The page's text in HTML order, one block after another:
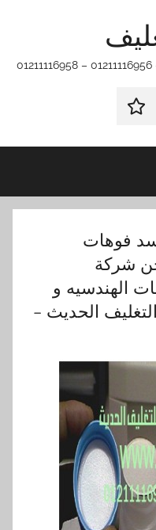
اتـصـل
في
التي
فوهات
شركة
الهندسيه و
الحديث –